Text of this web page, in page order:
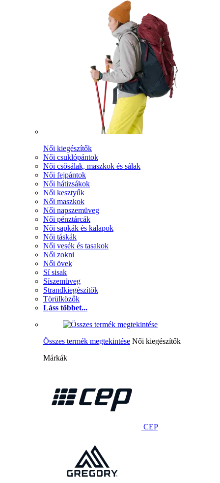
Női kiegészítők
Női csuklópántok
Női csősálak, maszkok és sálak
Női fejpántok
Női hátizsákok
Női kesztyűk
Női maszkok
Női napszemüveg
Női pénztárcák
Női sapkák és kalapok
Női táskák
Női vesék és tasakok
Női zokni
Női övek
Sí sisak
Síszemüveg
Strandkiegészítők
Törülközők
Láss többet...
Összes termék megtekintése Női kiegészítők
Márkák
CEP